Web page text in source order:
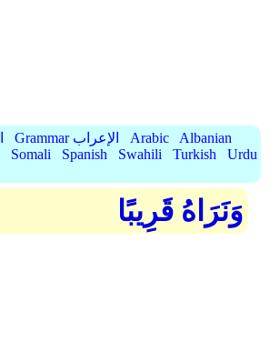
Grammar الإعراب Arabic
Albanian
Somali Spanish Swahili Turkish
Urdu
وَنَرَاهُ قَرِيبًا